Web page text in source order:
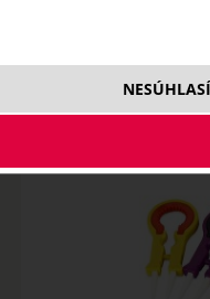
nie je skladom